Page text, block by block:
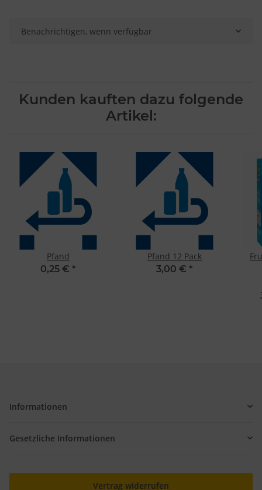
Benachrichtigen, wenn verfügbar
Kunden kauften dazu folgende
Artikel:
Pfand
0,25 € *
Pfand 12 Pack
3,00 € *
Informationen
Gesetzliche Informationen
Vertrag widerrufen